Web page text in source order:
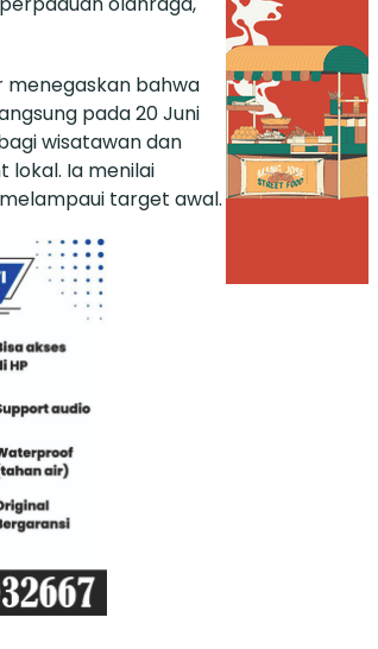
bahwa
pada 20 Juni
wisatawan dan
lokal. Ia menilai
target awal.